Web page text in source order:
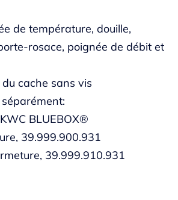
de température, douille,
rosace, poignée de débit et
cache sans vis
BLUEBOX®
39.999.900.931
39.999.910.931